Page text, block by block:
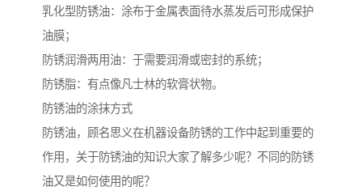
乳化型防锈油：涂布于金属表面待水蒸发后可形成保护
油膜；
防锈润滑两用油：于需要润滑或密封的系统；
防锈脂：有点像凡士林的软膏状物。
防锈油的涂抹方式
防锈油，顾名思义在机器设备防锈的工作中起到重要的
作用，关于防锈油的知识大家了解多少呢？不同的防锈
油又是如何使用的呢？